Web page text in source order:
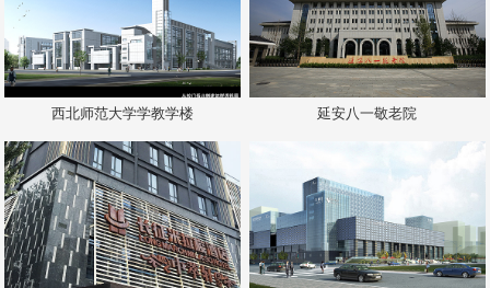
西北师范大学学教学楼 延安八一敬老院